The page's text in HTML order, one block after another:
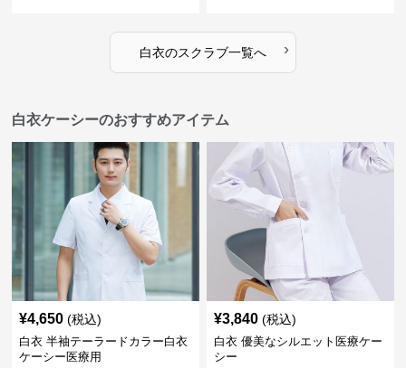
白衣のスクラブ一覧へ ›
白衣ケーシーのおすすめアイテム
¥4,650 (税込)
白衣 半袖テーラードカラー白衣
ケーシー医療用
¥3,840 (税込)
白衣 優美なシルエット医療ケー
シー